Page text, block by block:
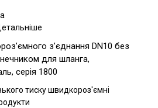
з’єднання DN10 без
для шланга,
серія 1800
тиску швидкороз'ємні